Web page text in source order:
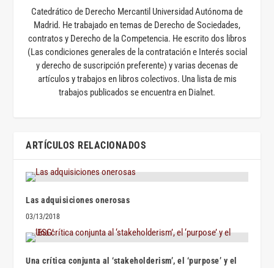
Catedrático de Derecho Mercantil Universidad Autónoma de
Madrid. He trabajado en temas de Derecho de Sociedades,
contratos y Derecho de la Competencia. He escrito dos libros
(Las condiciones generales de la contratación e Interés social
y derecho de suscripción preferente) y varias decenas de
artículos y trabajos en libros colectivos. Una lista de mis
trabajos publicados se encuentra en Dialnet.
ARTÍCULOS RELACIONADOS
Las adquisiciones onerosas
03/13/2018
Una crítica conjunta al ‘stakeholderism’, el ‘purpose’ y el